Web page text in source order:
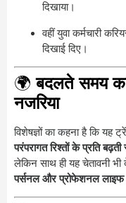
दिखाया।
वहीं युवा कर्मचारी
दिखाई दिए।
🌍बदलते समय
नजरिया
विशेषज्ञों का कहना है कि यह
परंपरागत रिश्तों के प्रति बढ़ती
लेकिन साथ ही यह चेतावनी भी
पर्सनल और प्रोफेशनल लाइफ